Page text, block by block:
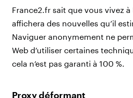
France2.fr sait que vous vivez à
affichera des nouvelles qu’il
Naviguer anonymement ne
Web d’utiliser certaines
cela n’est pas garanti à 100 %.
Proxy déformant